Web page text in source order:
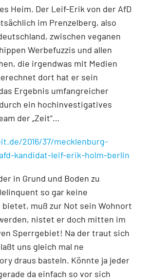
Heim. Der Leif-Erik von der AfD
im Prenzelberg, also
zwischen veganen
Werbefuzzis und allen
die irgendwas mit Medien
dort hat er sein
Ergebnis umfangreicher
ein hochinvestigatives
der „Zeit“…
2016/37/mecklenburg-
kandidat-leif-erik-holm-berlin
in Grund und Boden zu
so gar keine
muß zur Not sein Wohnort
nistet er doch mitten im
Sperrgebiet! Na der traut sich
uns gleich mal ne
draus basteln. Könnte ja jeder
da einfach so vor sich